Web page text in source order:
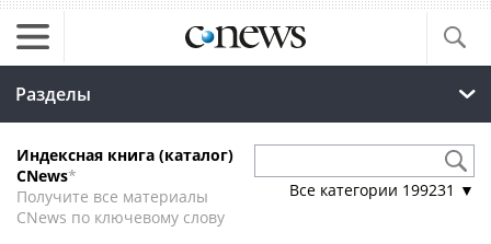
Разделы
Индексная книга (каталог)
CNews*
Получите все материалы
CNews по ключевому слову
Все категории 199231 ▼